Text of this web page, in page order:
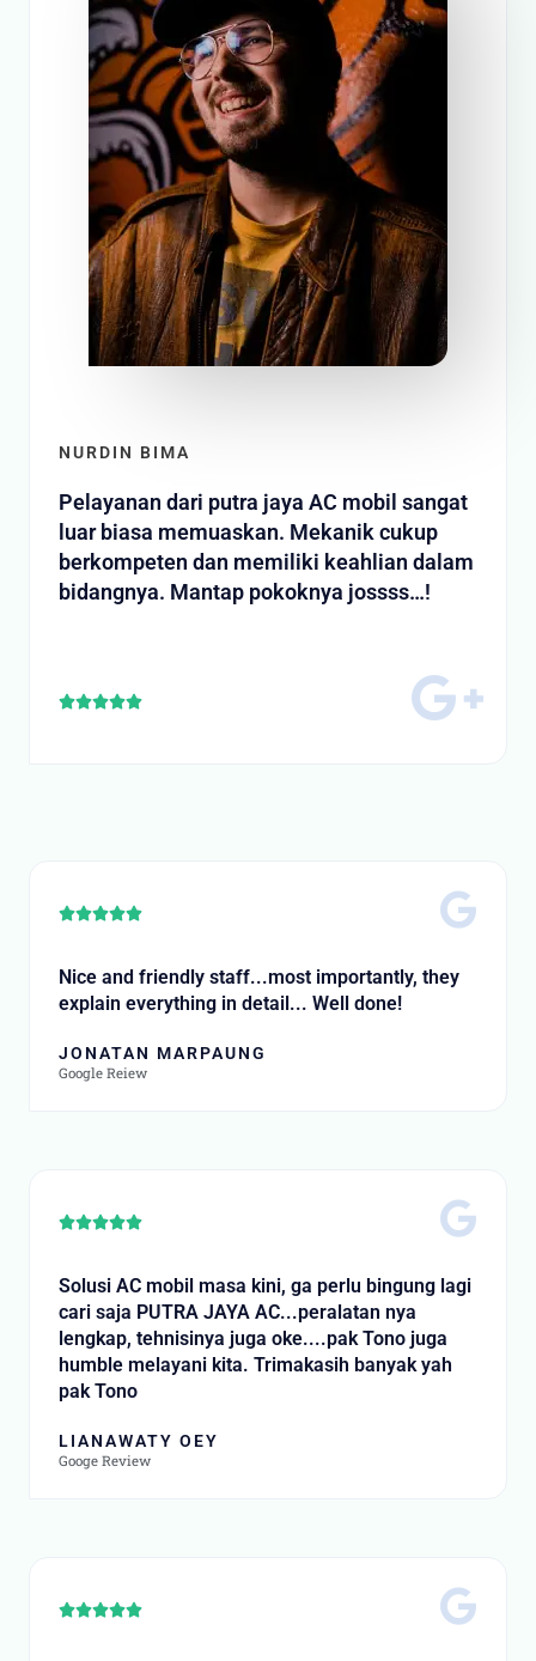
NURDIN BIMA
Pelayanan dari putra jaya AC mobil sangat
luar biasa memuaskan. Mekanik cukup
berkompeten dan memiliki keahlian dalam
bidangnya. Mantap pokoknya jossss…!
Rated
Rated
Nice and friendly staff...most importantly, they
explain everything in detail... Well done!
JONATAN MARPAUNG
Google Reiew
Rated
Solusi AC mobil masa kini, ga perlu bingung lagi
cari saja PUTRA JAYA AC...peralatan nya
lengkap, tehnisinya juga oke....pak Tono juga
humble melayani kita. Trimakasih banyak yah
pak Tono
LIANAWATY OEY
Googe Review
Rated